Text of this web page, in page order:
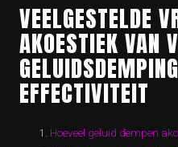
VEELGESTELDE
AKOESTIEK VAN
EFFECTIVITEIT
Hoeveel geluid dempen